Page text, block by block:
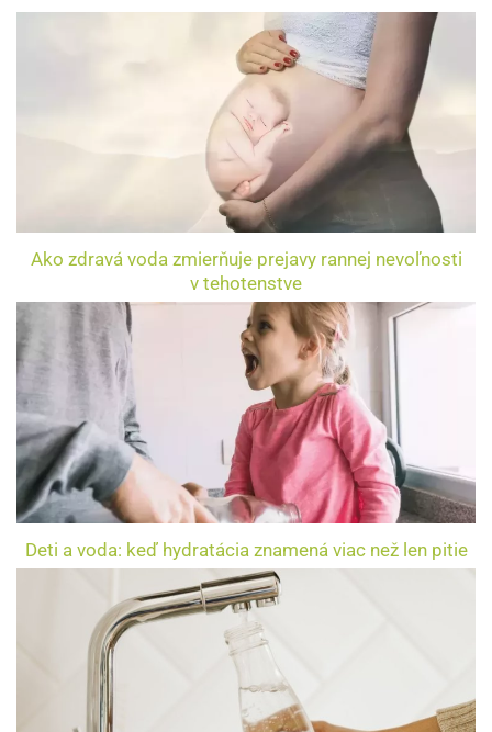
Ako zdravá voda zmierňuje prejavy rannej nevoľnosti
v tehotenstve
Deti a voda: keď hydratácia znamená viac než len pitie